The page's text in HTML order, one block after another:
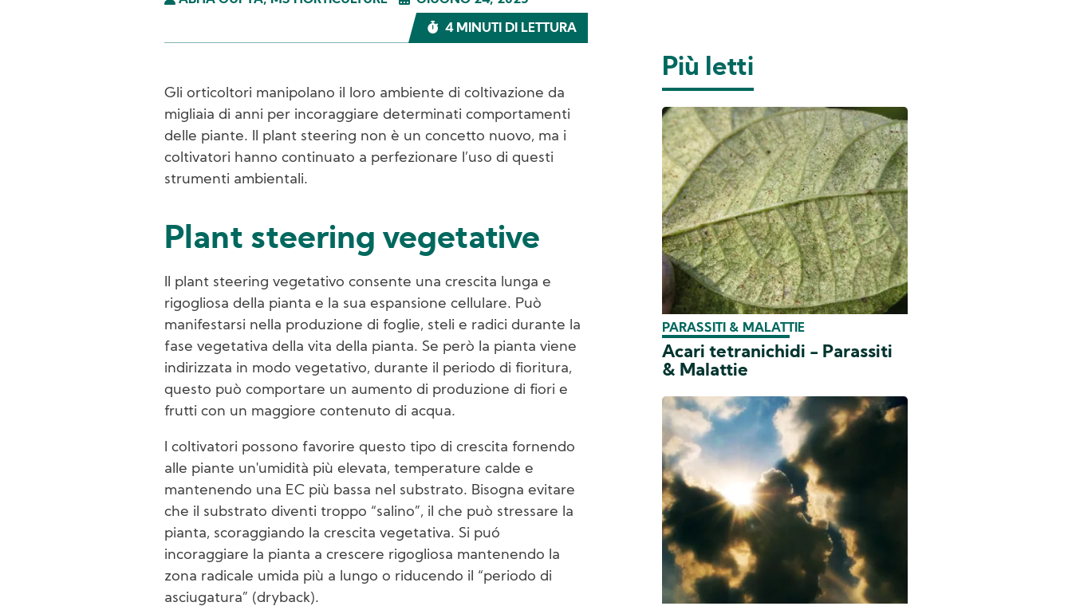
4 MINUTI DI LETTURA
Gli orticoltori manipolano il loro ambiente di coltivazione da
migliaia di anni per incoraggiare determinati comportamenti
delle piante. Il plant steering non è un concetto nuovo, ma i
coltivatori hanno continuato a perfezionare l’uso di questi
strumenti ambientali.
Plant steering vegetative
Il plant steering vegetativo consente una crescita lunga e
rigogliosa della pianta e la sua espansione cellulare. Può
manifestarsi nella produzione di foglie, steli e radici durante la
fase vegetativa della vita della pianta. Se però la pianta viene
indirizzata in modo vegetativo, durante il periodo di fioritura,
questo può comportare un aumento di produzione di fiori e
frutti con un maggiore contenuto di acqua.
I coltivatori possono favorire questo tipo di crescita fornendo
alle piante un'umidità più elevata, temperature calde e
mantenendo una EC più bassa nel substrato. Bisogna evitare
che il substrato diventi troppo “salino”, il che può stressare la
pianta, scoraggiando la crescita vegetativa. Si puó
incoraggiare la pianta a crescere rigogliosa mantenendo la
zona radicale umida più a lungo o riducendo il “periodo di
asciugatura” (dryback).
Più letti
PARASSITI & MALATTIE
Acari tetranichidi - Parassiti
& Malattie